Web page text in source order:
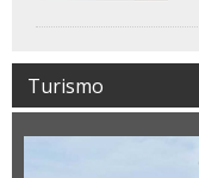
Turismo